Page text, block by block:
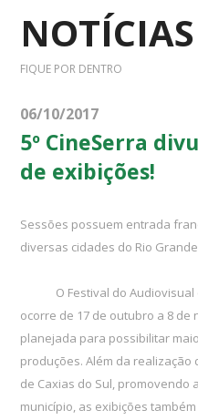
NOTÍCIAS
FIQUE POR DENTRO
06/10/2017
5º CineSerra
de exibições!
Sessões possuem entrada
diversas cidades do Rio
O Festival do
ocorre de 17 de outubro a 8 de
planejada para possibilitar
produções. Além da
de Caxias do Sul, promovendo
município, as exibições